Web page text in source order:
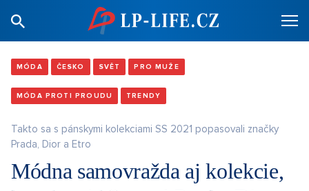
MÓDA ČESKO SVĚT PRO MUŽE
MÓDA PROTI PROUDU TRENDY
Takto sa s pánskymi kolekciami SS 2021 popasovali značky
Prada, Dior a Etro
Módna samovražda aj kolekcie,